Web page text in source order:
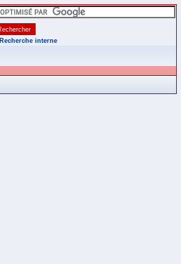
Recherche interne